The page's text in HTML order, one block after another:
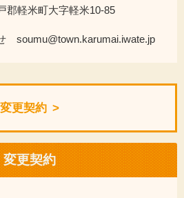
軽米町大字軽米10-85
soumu@town.karumai.iwate.jp
変更契約
変更契約